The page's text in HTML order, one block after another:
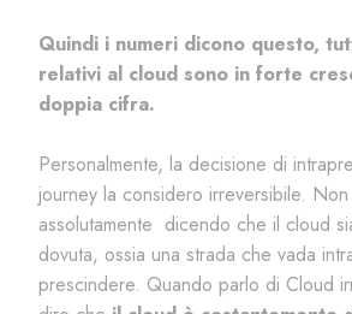
Quindi i numeri dicono questo,
relativi al cloud sono in forte
doppia cifra.
Personalmente, la decisione di
journey la considero irreversibile.
assolutamente dicendo che il cloud
dovuta, ossia una strada che vada
prescindere. Quando parlo di Cloud